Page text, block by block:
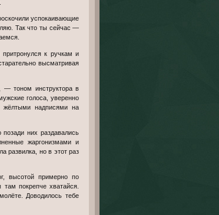
Так что ты сейчас —
высматривая
голоса, уверенно
жёлтыми надписями на
жаргонизмами и
развилка, но в этот раз
покрепче хватайся.
Доводилось тебе